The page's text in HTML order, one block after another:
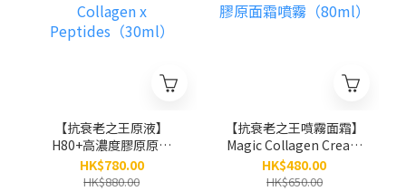
【抗衰老之王原液】
H80+高濃度膠原原液
Exosome x PDRN x
Collagen x
HK$780.00
HK$880.00
【抗衰老之王噴霧面霜】
Magic Collagen Cream
Mist「逆齡魔法」膠原面
霜噴霧（80ml）
HK$480.00
HK$650.00